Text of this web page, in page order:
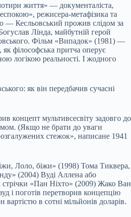
життя» — документаліста,
режисера-метафізика та
— Кесльовський прожив слідом за
Лінда, майбутній герой
Фільм «Випадок» (1981) —
філософська притча оперує
логікою реальності. І жодного
концепт мультивсесвіту задовго до
(Якщо не брати до уваги
стежок», написане 1941
Лоло, біжи» (1998) Тома Тиквера,
(2004) Вуді Аллена або
стрічки «Пан Ніхто» (2009) Жако Ван
і поготів перетворив концепцію
вартістю в сотні мільйонів доларів.